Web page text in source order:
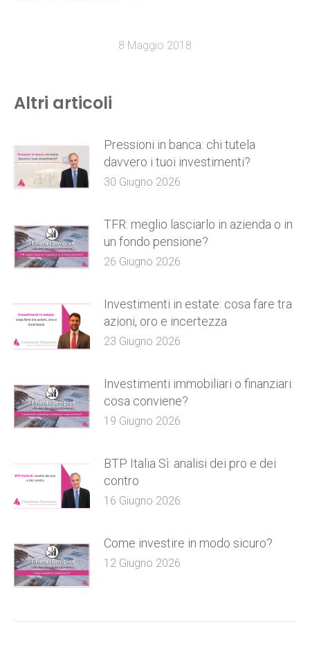
8 Maggio 2018
Altri articoli
Pressioni in banca: chi tutela
davvero i tuoi investimenti?
30 Giugno 2026
TFR: meglio lasciarlo in azienda o in
un fondo pensione?
26 Giugno 2026
Investimenti in estate: cosa fare tra
azioni, oro e incertezza
23 Giugno 2026
Investimenti immobiliari o finanziari:
cosa conviene?
19 Giugno 2026
BTP Italia Sì: analisi dei pro e dei
contro
16 Giugno 2026
Come investire in modo sicuro?
12 Giugno 2026